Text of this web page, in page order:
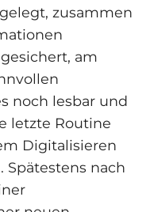
zusammen
am
noch lesbar und
letzte Routine
Digitalisieren
Spätestens nach